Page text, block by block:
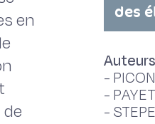
en
des
Auteurs
-
-
-